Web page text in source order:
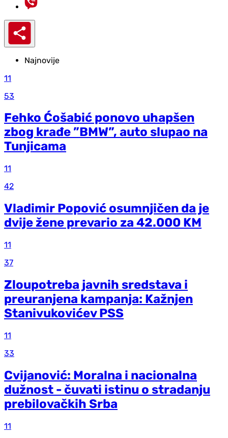
Najnovije
11
53
Fehko Ćošabić ponovo uhapšen
zbog krađe ”BMW”, auto slupao na
Tunjicama
11
42
Vladimir Popović osumnjičen da je
dvije žene prevario za 42.000 KM
11
37
Zloupotreba javnih sredstava i
preuranjena kampanja: Kažnjen
Stanivukovićev PSS
11
33
Cvijanović: Moralna i nacionalna
dužnost - čuvati istinu o stradanju
prebilovačkih Srba
11